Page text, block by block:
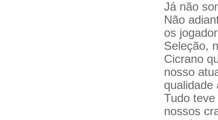
Já não
Não
os
Seleção,
Cicrano
nosso
qualidade
Tudo
nossos